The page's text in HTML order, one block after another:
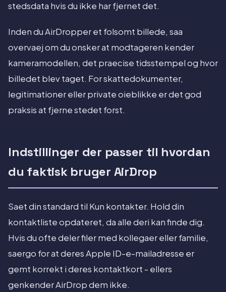
stedsdata hvis du ikke har fjernet det.
Inden du AirDropper et folsomt billede, saa
overvaej om du onsker at modtageren kender
kameramodellen, det praecise tidsstempel og hvor
billedet blev taget. For skattedokumenter,
legitimationer eller private oieblikke er det god
praksis at fjerne stedet forst.
Indstillinger der passer til hvordan
du faktisk bruger AirDrop
Saet din standard til Kun kontakter. Hold din
kontaktliste opdateret, da alle deri kan finde dig.
Hvis du ofte deler filer med kollegaer eller familie,
saergo for at deres Apple ID-e-mailadresse er
gemt korrekt i deres kontaktkort - ellers
genkender AirDrop dem ikke.